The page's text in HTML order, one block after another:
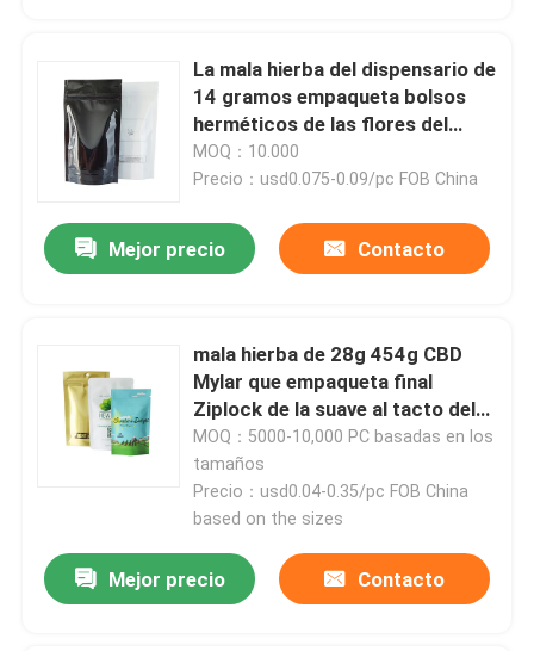
Paquete de hierba personalizado
Empaquetado de malezas de mylar
Tarro de cristal de la mala hierba
Niño Tin Box resistente
Jeringa de vidrio Luer Lock
Empapele pre la caja del rollo
La mala hierba del dispensario de
14 gramos empaqueta bolsos
herméticos de las flores del
cáñamo
MOQ：10.000
Precio：usd0.075-0.09/pc FOB China
Mejor precio Contacto
mala hierba de 28g 454g CBD
Mylar que empaqueta final
Ziplock de la suave al tacto del
bolso de la marijuana
MOQ：5000-10,000 PC basadas en los
tamaños
Precio：usd0.04-0.35/pc FOB China
based on the sizes
Mejor precio Contacto